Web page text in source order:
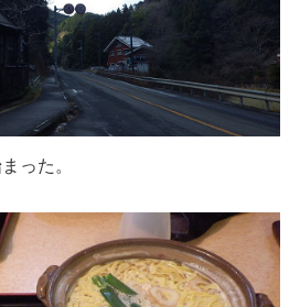
った。